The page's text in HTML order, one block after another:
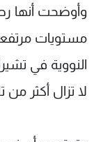
وأوضحت أنها
النووية في
لا تزال أكثر من